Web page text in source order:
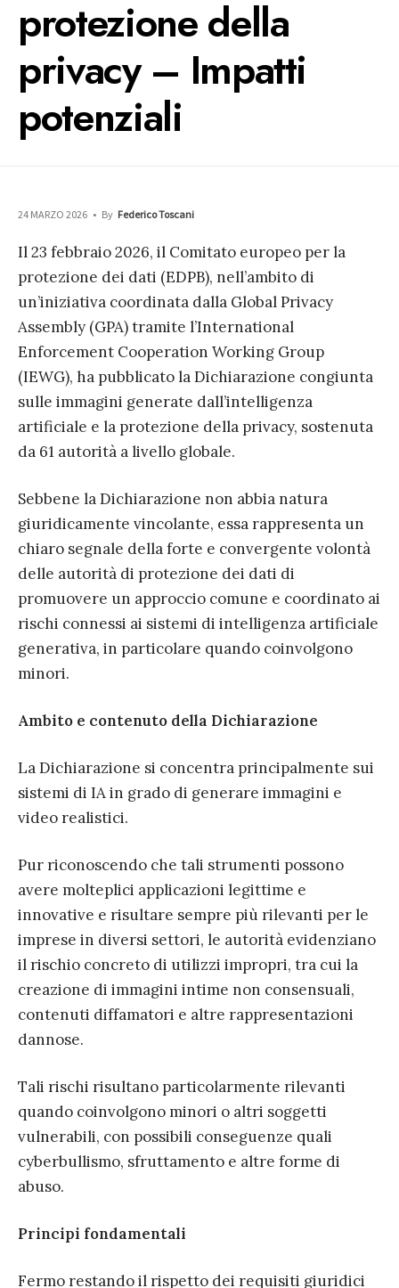
protezione della
privacy – Impatti
potenziali
24 MARZO 2026 • By Federico Toscani
Il 23 febbraio 2026, il Comitato europeo per la
protezione dei dati (EDPB), nell’ambito di
un’iniziativa coordinata dalla Global Privacy
Assembly (GPA) tramite l’International
Enforcement Cooperation Working Group
(IEWG), ha pubblicato la Dichiarazione congiunta
sulle immagini generate dall’intelligenza
artificiale e la protezione della privacy, sostenuta
da 61 autorità a livello globale.
Sebbene la Dichiarazione non abbia natura
giuridicamente vincolante, essa rappresenta un
chiaro segnale della forte e convergente volontà
delle autorità di protezione dei dati di
promuovere un approccio comune e coordinato ai
rischi connessi ai sistemi di intelligenza artificiale
generativa, in particolare quando coinvolgono
minori.
Ambito e contenuto della Dichiarazione
La Dichiarazione si concentra principalmente sui
sistemi di IA in grado di generare immagini e
video realistici.
Pur riconoscendo che tali strumenti possono
avere molteplici applicazioni legittime e
innovative e risultare sempre più rilevanti per le
imprese in diversi settori, le autorità evidenziano
il rischio concreto di utilizzi impropri, tra cui la
creazione di immagini intime non consensuali,
contenuti diffamatori e altre rappresentazioni
dannose.
Tali rischi risultano particolarmente rilevanti
quando coinvolgono minori o altri soggetti
vulnerabili, con possibili conseguenze quali
cyberbullismo, sfruttamento e altre forme di
abuso.
Principi fondamentali
Fermo restando il rispetto dei requisiti giuridici